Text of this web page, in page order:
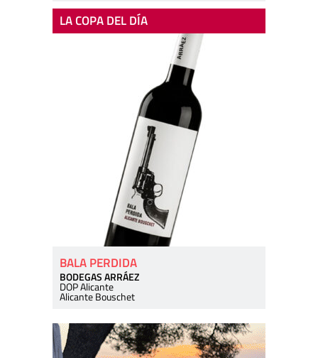
LA COPA DEL DÍA
BALA PERDIDA
BODEGAS ARRÁEZ
DOP Alicante
Alicante Bouschet